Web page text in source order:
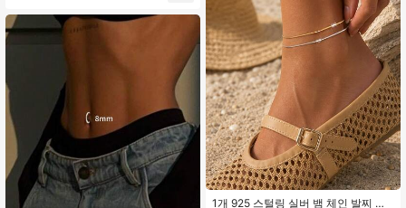
1개 925 스털링 실버 뱀 체인 발찌 여